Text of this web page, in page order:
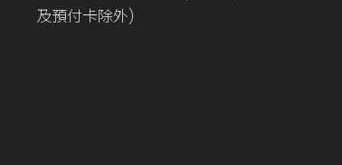
及預付卡除外)